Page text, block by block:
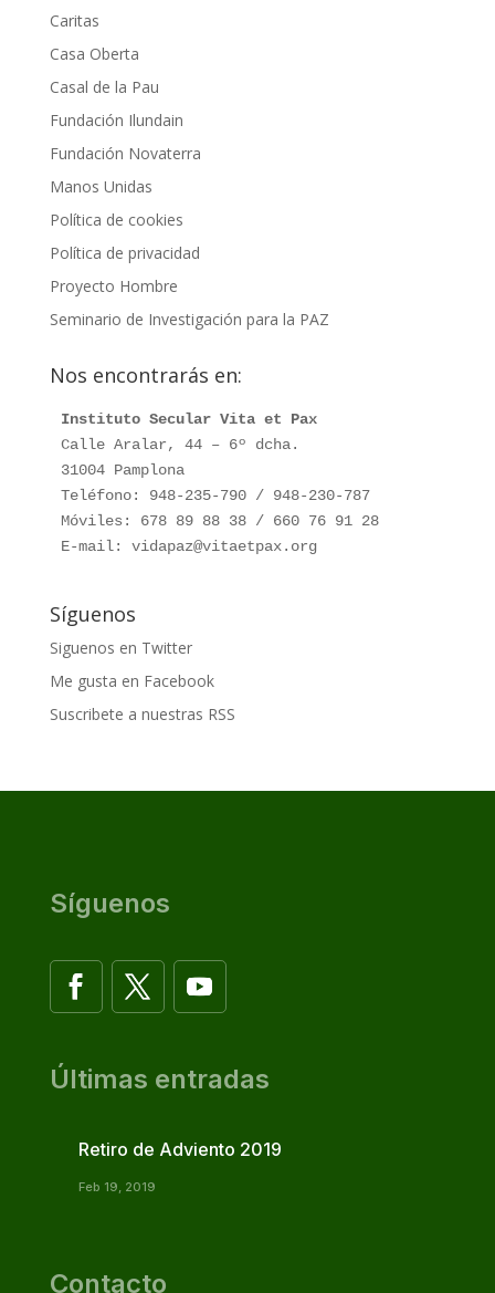
Caritas
Casa Oberta
Casal de la Pau
Fundación Ilundain
Fundación Novaterra
Manos Unidas
Política de cookies
Política de privacidad
Proyecto Hombre
Seminario de Investigación para la PAZ
Nos encontrarás en:
Instituto Secular Vita et Pax
Calle Aralar, 44 – 6º dcha.
31004 Pamplona
Teléfono: 948-235-790 / 948-230-787
Móviles: 678 89 88 38 / 660 76 91 28
E-mail: vidapaz@vitaetpax.org
Síguenos
Siguenos en Twitter
Me gusta en Facebook
Suscribete a nuestras RSS
Síguenos
Últimas entradas
Retiro de Adviento 2019
Feb 19, 2019
Contacto